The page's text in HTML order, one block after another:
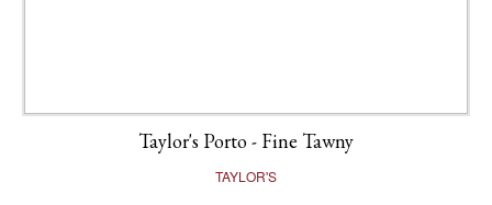
Taylor's Porto - Fine Tawny
TAYLOR'S